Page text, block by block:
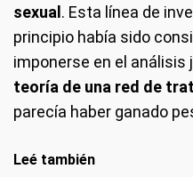
sexual . Esta línea de
principio había sido
imponerse en el análisis
teoría de una red de
parecía haber ganado
Leé también